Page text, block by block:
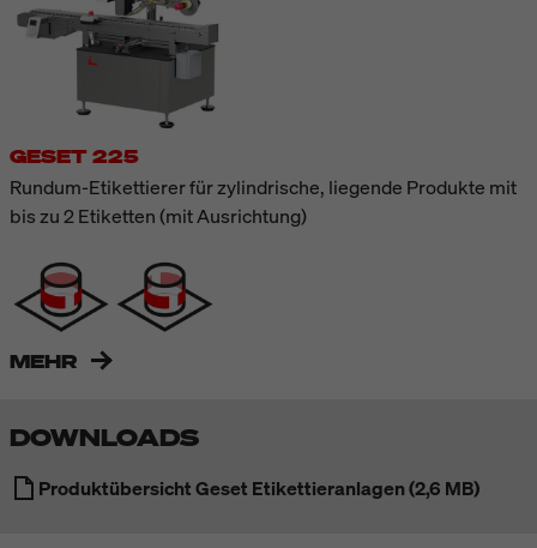
GESET 225
Rundum-Etikettierer für zylindrische, liegende Produkte mit
bis zu 2 Etiketten (mit Ausrichtung)
MEHR
DOWNLOADS
Produktübersicht Geset Etikettieranlagen (2,6 MB)